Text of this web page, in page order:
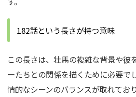
182話という長さが持つ意味
この長さは、壮馬の複雑な背景や彼
ーたちとの関係を描くために必要で
情的なシーンのバランスが取れてお